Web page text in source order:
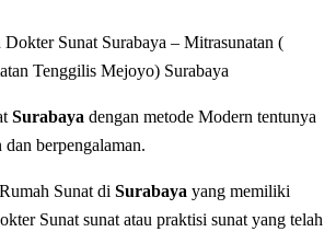
Sunat Surabaya – Mitrasunatan (
Tenggilis Mejoyo) Surabaya
Surabaya dengan metode Modern tentunya
berpengalaman.
Sunat di Surabaya yang memiliki
Sunat sunat atau praktisi sunat yang telah